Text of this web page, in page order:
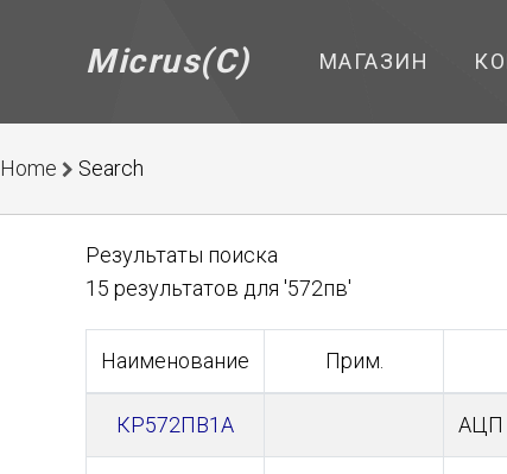
Micrus(C) МАГАЗИН
Home Search
Результаты поиска
15 результатов для '572пв'
Наименование Прим.
КР572ПВ1А АЦП